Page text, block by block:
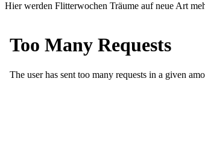
Hier werden Flitterwochen Träume auf neue Art